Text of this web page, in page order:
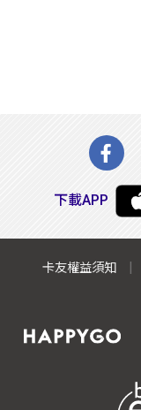
下載APP
卡友權益須知